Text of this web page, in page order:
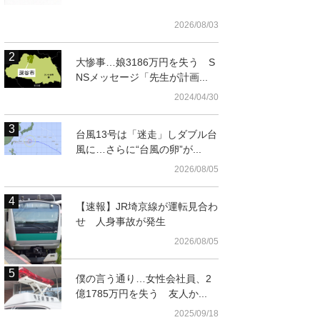
2026/08/03
大惨事…娘3186万円を失う S
NSメッセージ「先生が計画...
2024/04/30
台風13号は「迷走」しダブル台
風に…さらに“台風の卵”が...
2026/08/05
【速報】JR埼京線が運転見合わ
せ 人身事故が発生
2026/08/05
僕の言う通り…女性会社員、2
億1785万円を失う 友人か...
2025/09/18